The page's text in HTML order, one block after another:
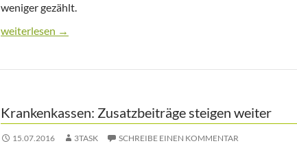
weniger gezählt.
Mitgliederzahl in der gesetzlichen Krankenkasse leicht gesunken
weiterlesen →
Krankenkassen: Zusatzbeiträge steigen weiter
15.07.2016 3TASK SCHREIBE EINEN KOMMENTAR